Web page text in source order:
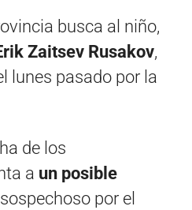
busca al niño,
Zaitsev Rusakov,
lunes pasado por la
de los
a un posible
por el